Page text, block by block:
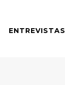
ENTREVISTAS